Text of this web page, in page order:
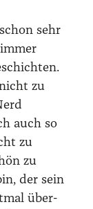
sehr
zu
auch so
zu
zu
der sein
über­